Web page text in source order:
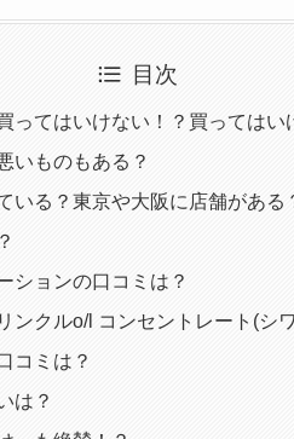
目次
ってはいけない！？買ってはい
いものもある？
いる？東京や大阪に店舗がある
ションの口コミは？
ンクルo/l コンセントレート(シ
コミは？
は？